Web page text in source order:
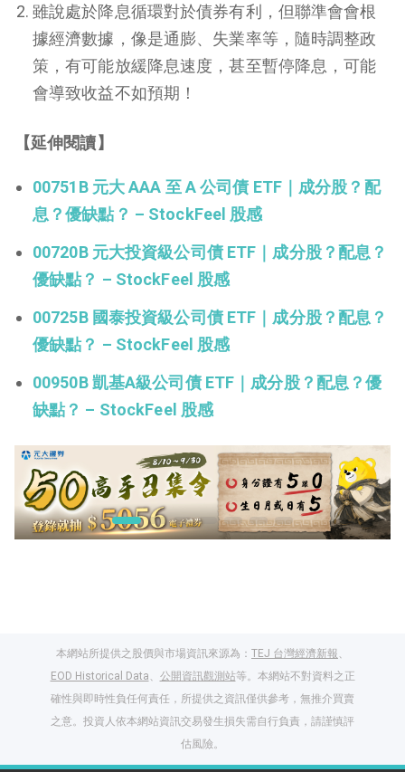
雖說處於降息循環對於債券有利，但聯準會會根
據經濟數據，像是通膨、失業率等，隨時調整政
策，有可能放緩降息速度，甚至暫停降息，可能
會導致收益不如預期！
【延伸閱讀】
00751B 元大 AAA 至 A 公司債 ETF｜成分股？配
息？優缺點？ – StockFeel 股感
00720B 元大投資級公司債 ETF｜成分股？配息？
優缺點？ – StockFeel 股感
00725B 國泰投資級公司債 ETF｜成分股？配息？
優缺點？ – StockFeel 股感
00950B 凱基A級公司債 ETF｜成分股？配息？優
缺點？ – StockFeel 股感
本網站所提供之股價與市場資訊來源為： TEJ 台灣經濟新報
EOD Historical Data
公開資訊觀測站等。本網站不對資料之正
確性與即時性負任何責任，所提供之資訊僅供參考，無推介買賣
之意。投資人依本網站資訊交易發生損失需自行負責，請謹慎評
估風險。